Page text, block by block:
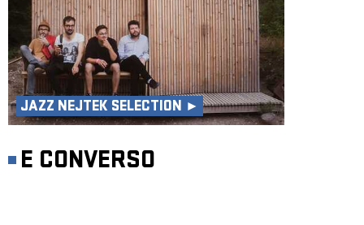
JAZZ NEJTEK SELECTION ►
E CONVERSO